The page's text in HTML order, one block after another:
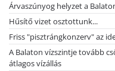
Árvaszúnyog helyzet a
Hűsítő vizet osztottunk...
Friss "pisztrángkonzerv" az
A Balaton vízszintje tovább
átlagos vízállás